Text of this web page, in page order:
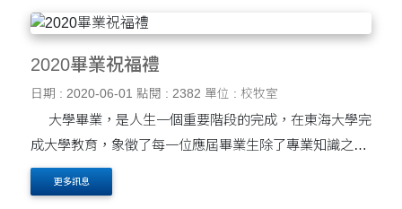
2020畢業祝福禮
日期 : 2020-06-01 點閱 : 2382 單位 : 校牧室
大學畢業，是人生一個重要階段的完成，在東海大學完
成大學教育，象徵了每一位應屆畢業生除了專業知識之
外，內在生命與品格的躍升。在以基督信仰作為教育精神
本質的東海，為讓每一位學生，都能帶著....
更多訊息